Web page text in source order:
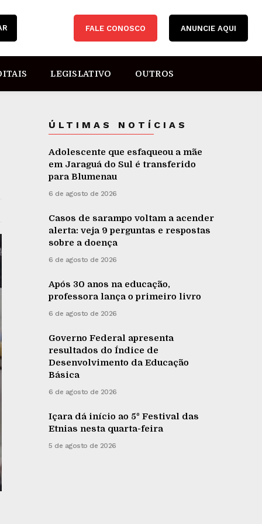
FALE CONOSCO ANUNCIE AQUI
LEGISLATIVO OUTROS
ÚLTIMAS NOTÍCIAS
Adolescente que esfaqueou a mãe
em Jaraguá do Sul é transferido
para Blumenau
6 de agosto de 2026
Casos de sarampo voltam a acender
alerta: veja 9 perguntas e respostas
sobre a doença
6 de agosto de 2026
Após 30 anos na educação,
professora lança o primeiro livro
6 de agosto de 2026
Governo Federal apresenta
resultados do Índice de
Desenvolvimento da Educação
Básica
6 de agosto de 2026
Içara dá início ao 5º Festival das
Etnias nesta quarta-feira
5 de agosto de 2026